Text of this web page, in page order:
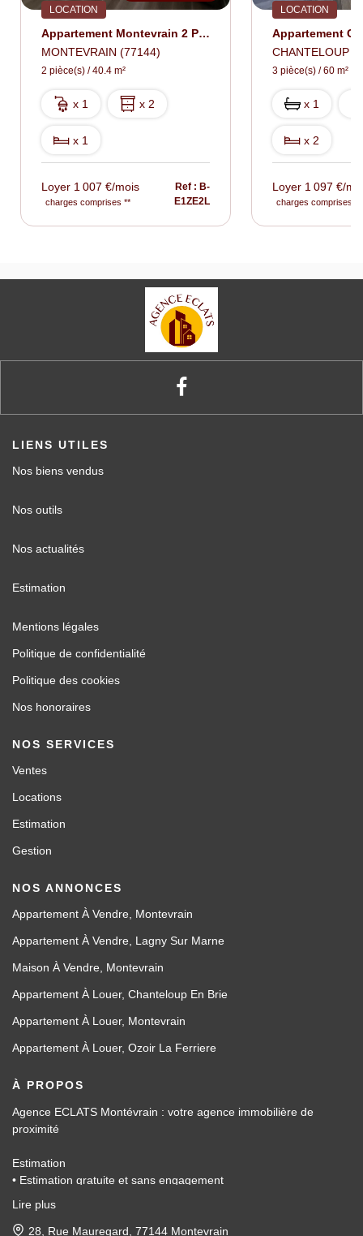
LOCATION
Appartement Montevrain 2 Pièce(s) 40.42 M2
MONTEVRAIN (77144)
2 pièce(s) / 40.4 m²
x 1 x 2
x 1
Loyer 1 007 €/mois
charges comprises **
Ref : B-
E1ZE2L
LOCATION
CHANTELOUP
3 pièce(s) / 60 m²
x 1
x 2
Loyer 1 097 €/
charges comprises **
LIENS UTILES
Nos biens vendus
Nos outils
Nos actualités
Estimation
Mentions légales
Politique de confidentialité
Politique des cookies
Nos honoraires
NOS SERVICES
Ventes
Locations
Estimation
Gestion
NOS ANNONCES
Appartement À Vendre, Montevrain
Appartement À Vendre, Lagny Sur Marne
Maison À Vendre, Montevrain
Appartement À Louer, Chanteloup En Brie
Appartement À Louer, Montevrain
Appartement À Louer, Ozoir La Ferriere
À PROPOS
Agence ECLATS Montévrain : votre agence immobilière de
proximité
Estimation
• Estimation gratuite et sans engagement
• Accompagnement administratif
Vente
Lire plus
28, Rue Mauregard, 77144 Montevrain